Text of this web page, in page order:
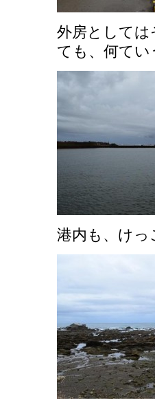
外房として
ても、何て
港内も、けっ